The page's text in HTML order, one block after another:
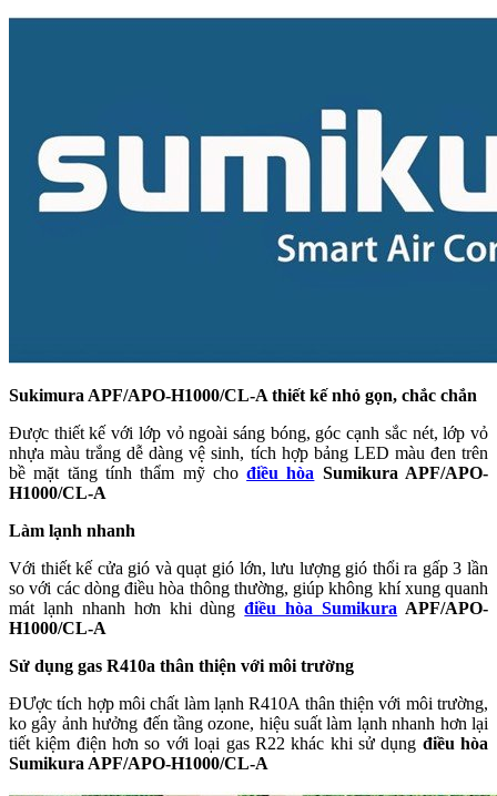
Sukimura APF/APO-H1000/CL-A thiết kế nhỏ gọn, chắc chắn
Được thiết kế với lớp vỏ ngoài sáng bóng, góc cạnh sắc nét, lớp vỏ
nhựa màu trắng dễ dàng vệ sinh, tích hợp bảng LED màu đen trên
bề mặt tăng tính thẩm mỹ chođiều hòa Sumikura APF/APO-
H1000/CL-A
Làm lạnh nhanh
Với thiết kế cửa gió và quạt gió lớn, lưu lượng gió thổi ra gấp 3 lần
so với các dòng điều hòa thông thường, giúp không khí xung quanh
mát lạnh nhanh hơn khi dùngđiều hòa Sumikura APF/APO-
H1000/CL-A
Sử dụng gas R410a thân thiện với môi trường
ĐƯợc tích hợp môi chất làm lạnh R410A thân thiện với môi trường,
ko gây ảnh hưởng đến tầng ozone, hiệu suất làm lạnh nhanh hơn lại
tiết kiệm điện hơn so với loại gas R22 khác khi sử dụng điều hòa
Sumikura APF/APO-H1000/CL-A